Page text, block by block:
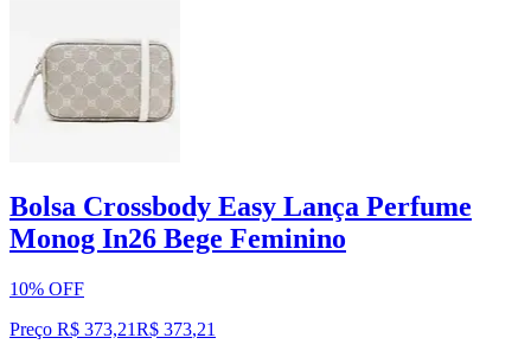
Bolsa Crossbody Easy Lança Perfume
Monog In26 Bege Feminino
10% OFF
Preço R$ 373,21R$ 373,21